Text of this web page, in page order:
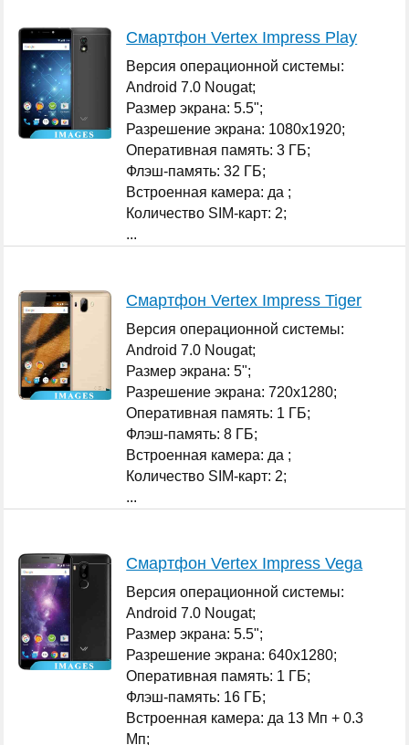
Смартфон Vertex Impress Play
Версия операционной системы:
Android 7.0 Nougat;
Размер экрана: 5.5";
Разрешение экрана: 1080x1920;
Оперативная память: 3 ГБ;
Флэш-память: 32 ГБ;
Встроенная камера: да ;
Количество SIM-карт: 2;
...
Смартфон Vertex Impress Tiger
Версия операционной системы:
Android 7.0 Nougat;
Размер экрана: 5";
Разрешение экрана: 720x1280;
Оперативная память: 1 ГБ;
Флэш-память: 8 ГБ;
Встроенная камера: да ;
Количество SIM-карт: 2;
...
Смартфон Vertex Impress Vega
Версия операционной системы:
Android 7.0 Nougat;
Размер экрана: 5.5";
Разрешение экрана: 640x1280;
Оперативная память: 1 ГБ;
Флэш-память: 16 ГБ;
Встроенная камера: да 13 Мп + 0.3
Мп;